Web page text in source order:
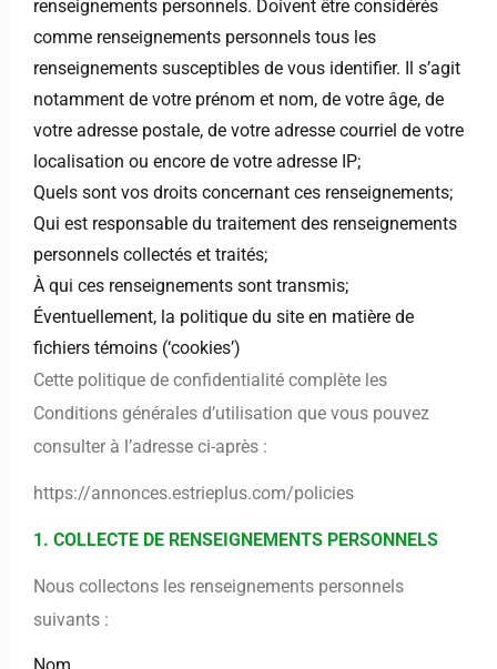
renseignements personnels. Doivent être considérés
comme renseignements personnels tous les
renseignements susceptibles de vous identifier. Il s’agit
notamment de votre prénom et nom, de votre âge, de
votre adresse postale, de votre adresse courriel de votre
localisation ou encore de votre adresse IP;
Quels sont vos droits concernant ces renseignements;
Qui est responsable du traitement des renseignements
personnels collectés et traités;
À qui ces renseignements sont transmis;
Éventuellement, la politique du site en matière de
fichiers témoins (‘cookies’)
Cette politique de confidentialité complète les
Conditions générales d’utilisation que vous pouvez
consulter à l’adresse ci-après :
https://annonces.estrieplus.com/policies
1. COLLECTE DE RENSEIGNEMENTS PERSONNELS
Nous collectons les renseignements personnels
suivants :